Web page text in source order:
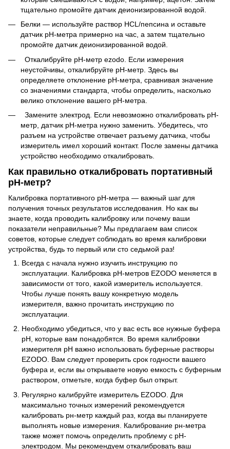
тщательно промойте датчик деионизированной водой.
Белки — используйте раствор HCL/пепсина и оставьте
датчик рН-метра примерно на час, а затем тщательно
промойте датчик деионизированной водой.
Откалибруйте рН-метр ezodo. Если измерения
неустойчивы, откалибруйте рН-метр. Здесь вы
определяете отклонение pH-метра, сравнивая значение
со значениями стандарта, чтобы определить, насколько
велико отклонение вашего pH-метра.
Замените электрод. Если невозможно откалибровать pH-
метр, датчик pH-метра нужно заменить. Убедитесь, что
разъем на устройстве отвечает разъему датчика, чтобы
измеритель имел хороший контакт. После замены датчика
устройство необходимо откалибровать.
Как правильно откалибровать портативный
рН-метр?
Калибровка портативного рН-метра — важный шаг для
получения точных результатов исследования. Но как вы
знаете, когда проводить калибровку или почему ваши
показатели неправильные? Мы предлагаем вам список
советов, которые следует соблюдать во время калибровки
устройства, будь то первый или сто седьмой раз!
Всегда с начала нужно изучить инструкцию по
эксплуатации. Калибровка pH-метров EZODO меняется в
зависимости от того, какой измеритель используется.
Чтобы лучше понять вашу конкретную модель
измерителя, важно прочитать инструкцию по
эксплуатации.
Необходимо убедиться, что у вас есть все нужные буфера
рН, которые вам понадобятся. Во время калибровки
измерителя pH важно использовать буферные растворы
EZODO. Вам следует проверить срок годности вашего
буфера и, если вы открываете новую емкость с буферным
раствором, отметьте, когда буфер был открыт.
Регулярно калибруйте измеритель EZODO. Для
максимально точных измерений рекомендуется
калибровать рн-метр каждый раз, когда вы планируете
выполнять новые измерения. Калибрование рн-метра
также может помочь определить проблему с рН-
электродом. Мы рекомендуем откалибровать ваш